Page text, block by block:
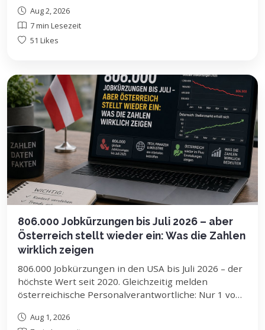
zu begründen, obwohl Kostendruck,
Überkapazitäten oder Restrukturierung die
eigentlichen Treiber sind. Wir erklären den neuen
Aug 2, 2026
7 min Lesezeit
51 Likes
806.000 Jobkürzungen bis Juli 2026 – aber
Österreich stellt wieder ein: Was die Zahlen
wirklich zeigen
806.000 Jobkürzungen in den USA bis Juli 2026 – der
höchste Wert seit 2020. Gleichzeitig melden
österreichische Personalverantwortliche: Nur 1 von
sogar mehr einstellen. Zwei Schlagzeilen, zwei völlig
Aug 1, 2026